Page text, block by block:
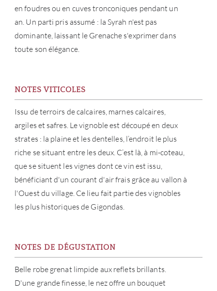
en foudres ou en cuves tronconiques pendant un
an. Un parti pris assumé : la Syrah n'est pas
dominante, laissant le Grenache s'exprimer dans
toute son élégance.
NOTES VITICOLES
Issu de terroirs de calcaires, marnes calcaires,
argiles et safres. Le vignoble est découpé en deux
strates : la plaine et les dentelles, l’endroit le plus
riche se situant entre les deux. C’est là, à mi-coteau,
que se situent les vignes dont ce vin est issu,
bénéficiant d'un courant d'air frais grâce au vallon à
l'Ouest du village. Ce lieu fait partie des vignobles
les plus historiques de Gigondas.
NOTES DE DÉGUSTATION
Belle robe grenat limpide aux reflets brillants.
D'une grande finesse, le nez offre un bouquet